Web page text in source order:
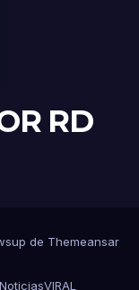
RD
de Themeansar
NoticiasVIRAL